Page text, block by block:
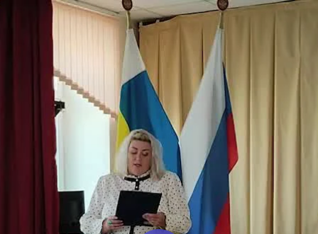
Миллеровское ТЕЛЕВИДЕНИЕ
Мероприятие, посвященное
памяти А.Н. Ефимова
Миллеровское ТВ